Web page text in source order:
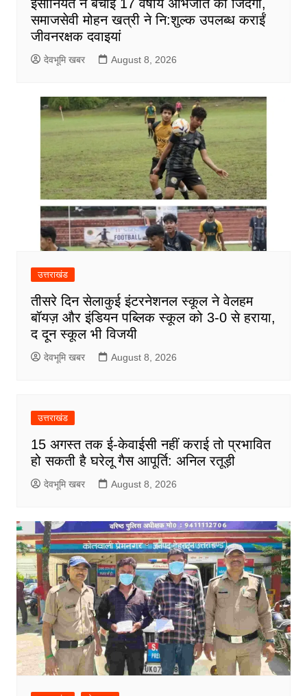
इंसानियत ने बचाई 17 वर्षीय अभिजीत की जिंदगी,
समाजसेवी मोहन खत्री ने नि:शुल्क उपलब्ध कराईं
जीवनरक्षक दवाइयां
देवभूमि खबर August 8, 2026
उत्तराखंड
तीसरे दिन सेलाकुई इंटरनेशनल स्कूल ने वेलहम
बॉयज़ और इंडियन पब्लिक स्कूल को 3-0 से हराया,
द दून स्कूल भी विजयी
देवभूमि खबर August 8, 2026
उत्तराखंड
15 अगस्त तक ई-केवाईसी नहीं कराई तो प्रभावित
हो सकती है घरेलू गैस आपूर्ति: अनिल रतूड़ी
देवभूमि खबर August 8, 2026